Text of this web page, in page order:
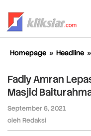
konten
Homepage » Headline »
Fadly Amran
Masjid
September 6, 2021
oleh Redaksi